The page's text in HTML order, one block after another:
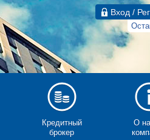
Вход /
Кредитный
брокер
О